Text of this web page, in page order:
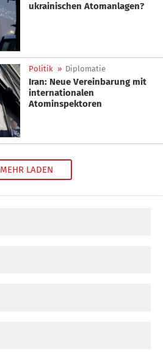
ukrainischen Atomanlagen?
Politik » Diplomatie
Iran: Neue Vereinbarung mit
internationalen
Atominspektoren
MEHR LADEN